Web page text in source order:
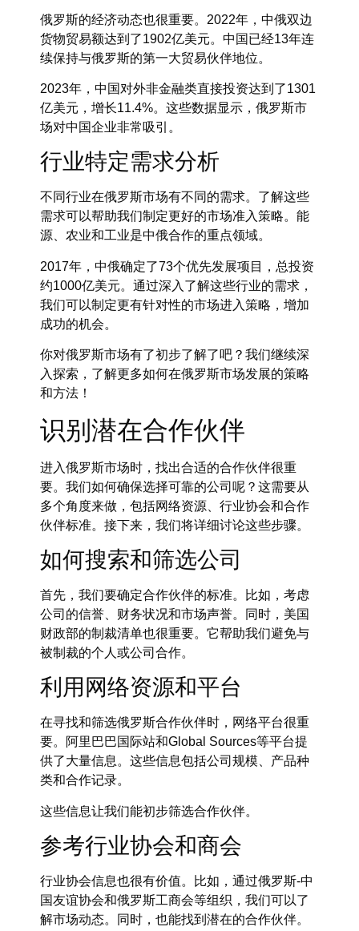
俄罗斯的经济动态也很重要。2022年，中俄双边
货物贸易额达到了1902亿美元。中国已经13年连
续保持与俄罗斯的第一大贸易伙伴地位。
2023年，中国对外非金融类直接投资达到了1301
亿美元，增长11.4%。这些数据显示，俄罗斯市
场对中国企业非常吸引。
行业特定需求分析
不同行业在俄罗斯市场有不同的需求。了解这些
需求可以帮助我们制定更好的市场准入策略。能
源、农业和工业是中俄合作的重点领域。
2017年，中俄确定了73个优先发展项目，总投资
约1000亿美元。通过深入了解这些行业的需求，
我们可以制定更有针对性的市场进入策略，增加
成功的机会。
你对俄罗斯市场有了初步了解了吧？我们继续深
入探索，了解更多如何在俄罗斯市场发展的策略
和方法！
识别潜在合作伙伴
进入俄罗斯市场时，找出合适的合作伙伴很重
要。我们如何确保选择可靠的公司呢？这需要从
多个角度来做，包括网络资源、行业协会和合作
伙伴标准。接下来，我们将详细讨论这些步骤。
如何搜索和筛选公司
首先，我们要确定合作伙伴的标准。比如，考虑
公司的信誉、财务状况和市场声誉。同时，美国
财政部的制裁清单也很重要。它帮助我们避免与
被制裁的个人或公司合作。
利用网络资源和平台
在寻找和筛选俄罗斯合作伙伴时，网络平台很重
要。阿里巴巴国际站和Global Sources等平台提
供了大量信息。这些信息包括公司规模、产品种
类和合作记录。
这些信息让我们能初步筛选合作伙伴。
参考行业协会和商会
行业协会信息也很有价值。比如，通过俄罗斯-中
国友谊协会和俄罗斯工商会等组织，我们可以了
解市场动态。同时，也能找到潜在的合作伙伴。